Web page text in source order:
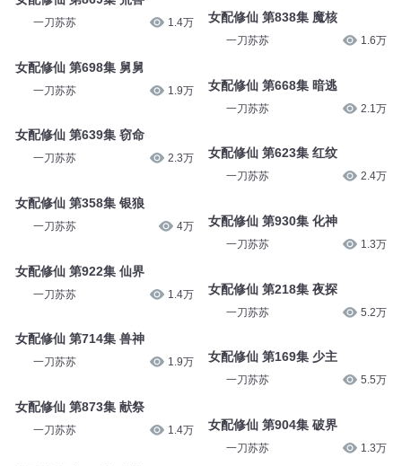
一刀苏苏 1.4万
女配修仙 第698集 舅舅
一刀苏苏 1.9万
女配修仙 第639集 窃命
一刀苏苏 2.3万
女配修仙 第358集 银狼
一刀苏苏 4万
女配修仙 第922集 仙界
一刀苏苏 1.4万
女配修仙 第714集 兽神
一刀苏苏 1.9万
女配修仙 第873集 献祭
一刀苏苏 1.4万
女配修仙 第838集 魔核
一刀苏苏 1.6万
女配修仙 第668集 暗逃
一刀苏苏 2.1万
女配修仙 第623集 红纹
一刀苏苏 2.4万
女配修仙 第930集 化神
一刀苏苏 1.3万
女配修仙 第218集 夜探
一刀苏苏 5.2万
女配修仙 第169集 少主
一刀苏苏 5.5万
女配修仙 第904集 破界
一刀苏苏 1.3万